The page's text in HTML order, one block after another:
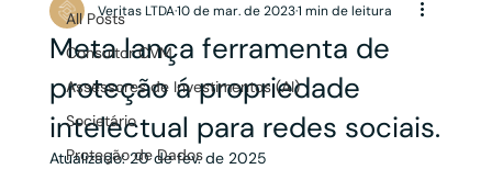
All Posts
Consultor CVM
Assessores de Investimentos (AI)
Societário
Proteção de Dados
Meta lança ferramenta de
proteção á propriedade
intelectual para redes sociais.
Veritas LTDA10 de mar. de 20231 min de leitura
Atualizado:20 de fev. de 2025